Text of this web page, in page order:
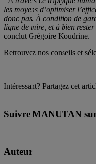
les moyens d’optimiser
donc pas. À condition de
ligne de mire, et à bien
conclut Grégoire Koudrine.
Retrouvez nos conseils et
Intéressant? Partagez cet
Suivre MANUTAN
Auteur